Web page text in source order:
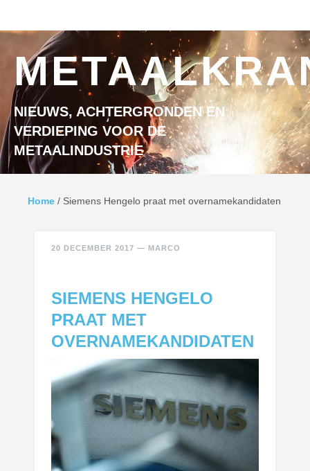
NIEUWS, ACHTERGRONDEN EN
VERDIEPING VOOR DE
METAALINDUSTRIE
Home / Siemens Hengelo praat met overnamekandidaten
20 DECEMBER 2017 — MARCO
SIEMENS HENGELO
PRAAT MET
OVERNAMEKANDIDATEN